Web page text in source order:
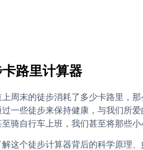
路里计算器
周末的徒步消耗了多少卡路里，
一些徒步来保持健康，与我们所
骑自行车上班，我们甚至将那些
这个徒步计算器背后的科学原理